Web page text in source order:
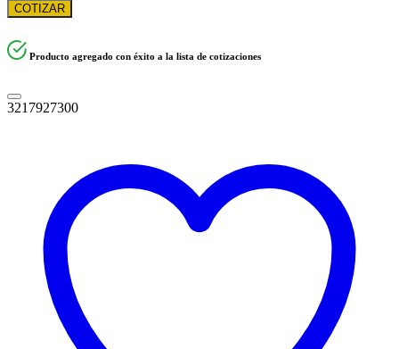
COTIZAR
Producto agregado con éxito a la lista de cotizaciones
3217927300